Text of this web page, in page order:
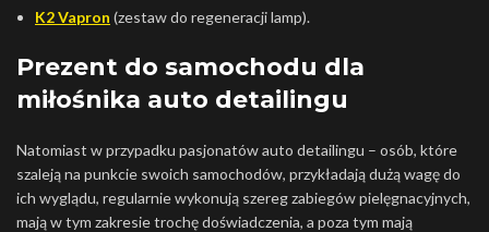
K2 Vapron (zestaw do regeneracji lamp).
Prezent do samochodu dla
miłośnika auto detailingu
Natomiast w przypadku pasjonatów auto detailingu – osób, które
szaleją na punkcie swoich samochodów, przykładają dużą wagę do
ich wyglądu, regularnie wykonują szereg zabiegów pielęgnacyjnych,
mają w tym zakresie trochę doświadczenia, a poza tym mają